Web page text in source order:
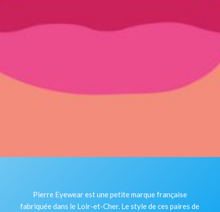
Pierre Eyewear est une petite marque française
fabriquée dans le Loir-et-Cher. Le style de ces paires de